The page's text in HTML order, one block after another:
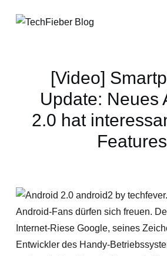
[Video]
Update: Neues
2.0 hat
Features
Android-Fans dürfen sich freuen.
Internet-Riese Google, seines
Entwickler des Handy-